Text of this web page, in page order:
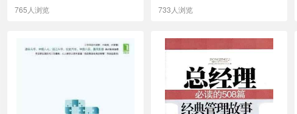
765人浏览 733人浏览